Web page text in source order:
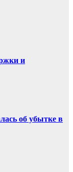
и
об убытке в